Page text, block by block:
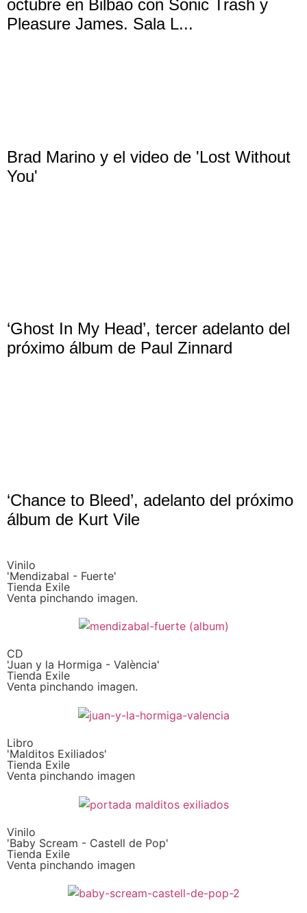
octubre en Bilbao con Sonic Trash y
Pleasure James. Sala L...
Brad Marino y el video de 'Lost Without
You'
‘Ghost In My Head’, tercer adelanto del
próximo álbum de Paul Zinnard
‘Chance to Bleed’, adelanto del próximo
álbum de Kurt Vile
Vinilo
'Mendizabal - Fuerte'
Tienda Exile
Venta pinchando imagen.
CD
'Juan y la Hormiga - València'
Tienda Exile
Venta pinchando imagen.
Libro
'Malditos Exiliados'
Tienda Exile
Venta pinchando imagen
Vinilo
'Baby Scream - Castell de Pop'
Tienda Exile
Venta pinchando imagen